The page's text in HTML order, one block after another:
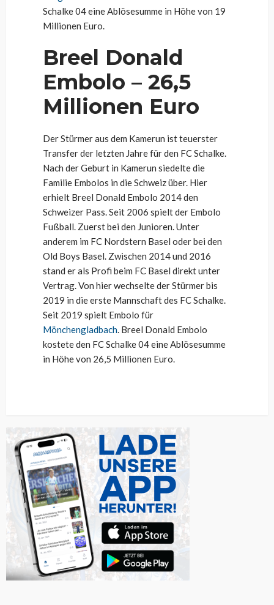
Schalke 04 eine Ablösesumme in Höhe von 19
Millionen Euro.
Breel Donald
Embolo – 26,5
Millionen Euro
Der Stürmer aus dem Kamerun ist teuerster
Transfer der letzten Jahre für den FC Schalke.
Nach der Geburt in Kamerun siedelte die
Familie Embolos in die Schweiz über. Hier
erhielt Breel Donald Embolo 2014 den
Schweizer Pass. Seit 2006 spielt der Embolo
Fußball. Zuerst bei den Junioren. Unter
anderem im FC Nordstern Basel oder bei den
Old Boys Basel. Zwischen 2014 und 2016
stand er als Profi beim FC Basel direkt unter
Vertrag. Von hier wechselte der Stürmer bis
2019 in die erste Mannschaft des FC Schalke.
Seit 2019 spielt Embolo für
Mönchengladbach. Breel Donald Embolo
kostete den FC Schalke 04 eine Ablösesumme
in Höhe von 26,5 Millionen Euro.